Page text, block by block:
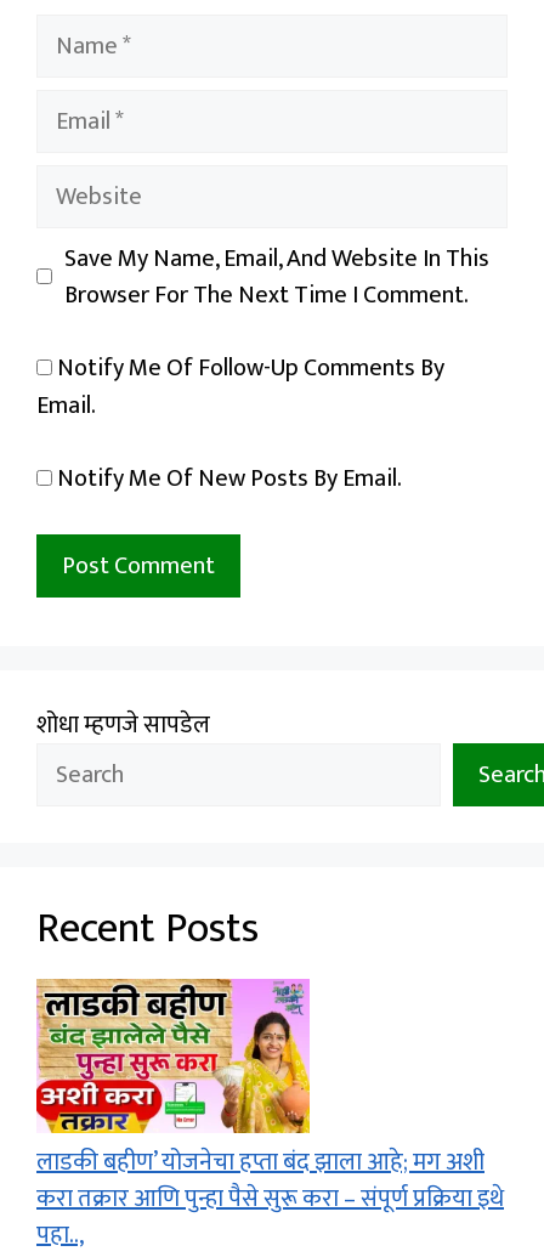
Name
Email
Website
Save My Name, Email, And Website In This
Browser For The Next Time I Comment.
Notify Me Of Follow-Up Comments By
Email.
Notify Me Of New Posts By Email.
शोधा म्हणजे सापडेल
Recent Posts
लाडकी बहीण’ योजनेचा हप्ता बंद झाला आहे; मग अशी
करा तक्रार आणि पुन्हा पैसे सुरू करा – संपूर्ण प्रक्रिया इथे
पहा..,